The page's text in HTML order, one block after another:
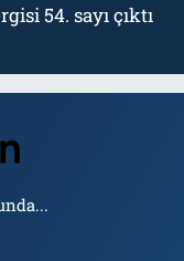
54. sayı çıktı